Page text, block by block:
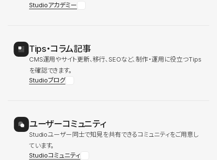
Studioアカデミー
Tips・コラム記事
CMS運用やサイト更新、移行、SEOなど、制作・運用に役立つTips
を確認できます。
Studioブログ
ユーザーコミュニティ
Studioユーザー同士で知見を共有できるコミュニティをご用意し
ています。
Studioコミュニティ